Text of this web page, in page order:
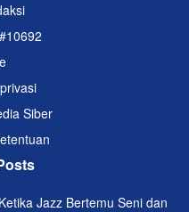
Siber
Jazz Bertemu Seni dan